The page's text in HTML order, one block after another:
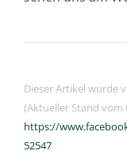
Dieser Artikel wurde
(Aktueller Stand vom
https://
52547